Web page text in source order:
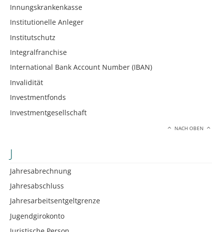
Innungskrankenkasse
Institutionelle Anleger
Institutschutz
Integralfranchise
International Bank Account Number (IBAN)
Invalidität
Investmentfonds
Investmentgesellschaft
NACH OBEN
J
Jahresabrechnung
Jahresabschluss
Jahresarbeitsentgeltgrenze
Jugendgirokonto